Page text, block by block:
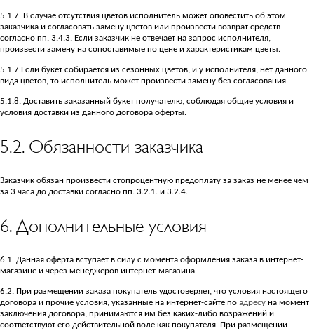
5.1.7. В случае отсутствия цветов исполнитель может оповестить об этом
заказчика и согласовать замену цветов или произвести возврат средств
согласно пп. 3.4.3. Если заказчик не отвечает на запрос исполнителя,
произвести замену на сопоставимые по цене и характеристикам цветы.
5.1.7 Если букет собирается из сезонных цветов, и у исполнителя, нет данного
вида цветов, то исполнитель может произвести замену без согласования.
5.1.8. Доставить заказанный букет получателю, соблюдая общие условия и
условия доставки из данного договора оферты.
5.2. Обязанности заказчика
Заказчик обязан произвести стопроцентную предоплату за заказ не менее чем
за 3 часа до доставки согласно пп. 3.2.1. и 3.2.4.
6. Дополнительные условия
6.1. Данная оферта вступает в силу с момента оформления заказа в интернет-
магазине и через менеджеров интернет-магазина.
6.2. При размещении заказа покупатель удостоверяет, что условия настоящего
договора и прочие условия, указанные на интернет-сайте по адресу на момент
заключения договора, принимаются им без каких-либо возражений и
соответствуют его действительной воле как покупателя. При размещении